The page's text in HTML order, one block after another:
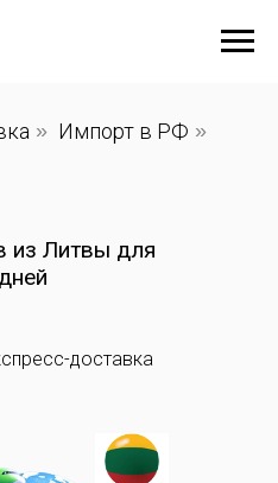
» Импорт в РФ »
из Литвы для
доставка